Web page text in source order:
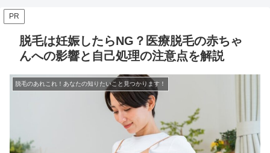
PR
脱毛は妊娠したらNG？医療脱毛の赤ちゃ
んへの影響と自己処理の注意点を解説
脱毛のあれこれ！あなたの知りたいこと見つかります！